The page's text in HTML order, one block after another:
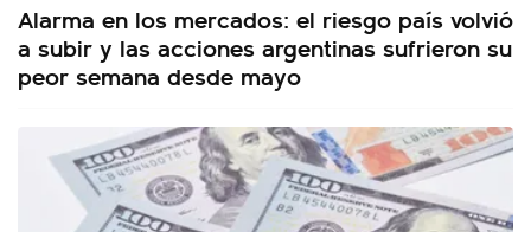
Alarma en los mercados: el riesgo país volvió
a subir y las acciones argentinas sufrieron su
peor semana desde mayo